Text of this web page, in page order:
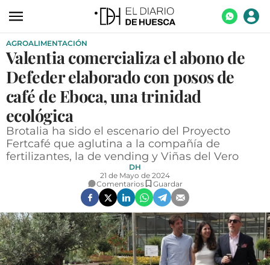
ACTUALIDAD
ECONOMÍA
TECNOLOGÍA
TURISMO
AGROALIMENTACIÓN
DEPORTES
OPINIÓN
GALERÍAS
AGROALIMENTACIÓN
Valentia comercializa el abono de
Defeder elaborado con posos de
café de Eboca, una trinidad
ecológica
Brotalia ha sido el escenario del Proyecto
Fertcafé que aglutina a la compañía de
fertilizantes, la de vending y Viñas del Vero
DH
21 de Mayo de 2024
Comentarios
Guardar